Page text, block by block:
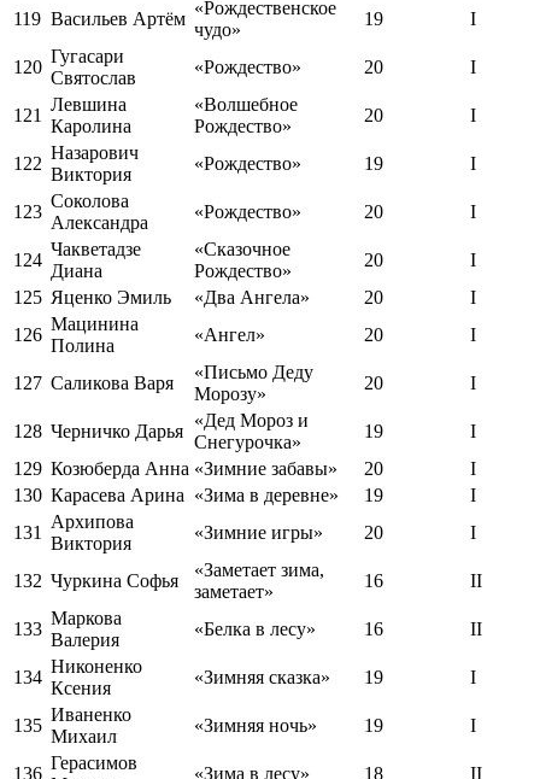
119 Васильев Артём
«Рождественское
чудо»
19 I
120
Гугасари
Святослав
«Рождество» 20 I
121
Левшина
Каролина
«Волшебное
Рождество»
20 I
122
Назарович
Виктория
«Рождество» 19 I
123
Соколова
Александра
«Рождество» 20 I
124
Чакветадзе
Диана
«Сказочное
Рождество»
20
I
125 Яценко Эмиль «Два Ангела» 20
I
126
Мацинина
Полина
«Ангел» 20 I
127 Саликова Варя
«Письмо Деду
Морозу»
20 I
128 Черничко Дарья
«Дед Мороз и
Снегурочка»
19
I
129 Козюберда Анна «Зимние забавы» 20
I
130 Карасева Арина «Зима в деревне» 19
I
131
Архипова
Виктория
«Зимние игры» 20 I
132 Чуркина Софья
«Заметает зима,
заметает»
16 II
133
Маркова
Валерия
«Белка в лесу» 16 II
134
Никоненко
Ксения
«Зимняя сказка» 19 I
135
Иваненко
Михаил
«Зимняя ночь» 19 I
136
Герасимов
«Зима в лесу» 18
II